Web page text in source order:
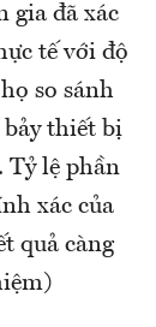
gia đã xác
tế với độ
so sánh
bảy thiết bị
Tỷ lệ phần
xác của
quả càng